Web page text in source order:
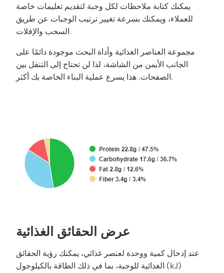
يمكنك كتابة ملاحظات لكل وجبة لتقديم تعليمات خاصة
للعملاء، ويمكنك بسرعة تغيير ترتيب الوجبات عن طريق
السحب والإفلات.
مجموعة العناصر الغذائية وأداة البحث موجودة دائمًا على
الجانب الأيمن من الشاشة، لذا لن تحتاج إلى التنقل بين
الصفحات. هذا يسرع عملية البناء الخاصة بك أكثر.
عرض الحقائق الغذائية
عند إدخال كمية ووحدة لعنصر غذائي، يمكنك رؤية الحقائق
الغذائية للوجبة، بما في ذلك الطاقة بالكيلوجول (kJ)